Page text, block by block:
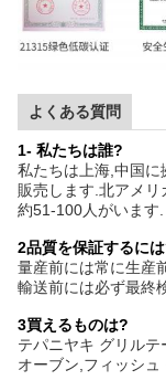
よくある質問
1- 私たちは誰?
私たちは上海,中国
販売します.北アメ
約51-100人がいます.
2品質を保証するに
量産前には常に生産
輸送前には必ず最終
3買えるものは?
テパニヤキ グリル
オーブン,フィッシ